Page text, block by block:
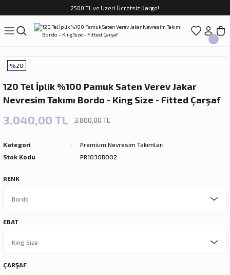
2500 TL ve Üzeri Ücretsiz Kargo!
Geri Dön
Takımları
Takımları
Geri Dön
Geri Dön
Geri Dön
Geri Dön
Geri Dön
Geri Dön
Hediyeler
%20
120 Tel İplik %100 Pamuk Saten Verev Jakar
Nevresim Takımı Bordo - King Size - Fitted Çarşaf
3.040,00 TL 3.800,00 TL
Kategori
Premium Nevresim Takımları
Stok Kodu
PR1030BO02
RENK
EBAT
ÇARŞAF